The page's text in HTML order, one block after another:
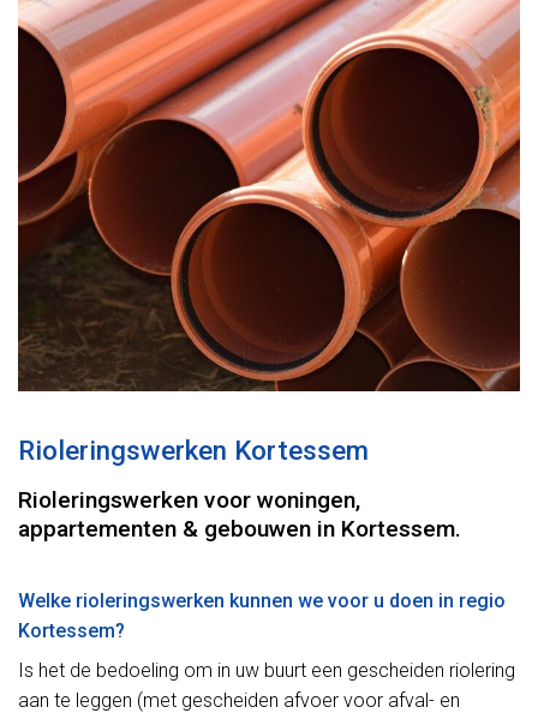
Rioleringswerken Kortessem
Rioleringswerken voor woningen,
appartementen & gebouwen in Kortessem.
Welke rioleringswerken kunnen we voor u doen in regio
Kortessem?
Is het de bedoeling om in uw buurt een gescheiden riolering
aan te leggen (met gescheiden afvoer voor afval- en